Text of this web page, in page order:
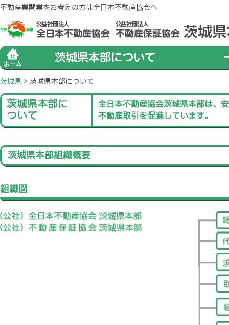
不動産業開業をお考えの方は全日本不動産協会へ
茨城県 > 茨城県本部について
茨城県本部に
ついて
全日本不動産協会茨城県本部は、
不動産取引を促進しています。
茨城県本部組織概要
組織図